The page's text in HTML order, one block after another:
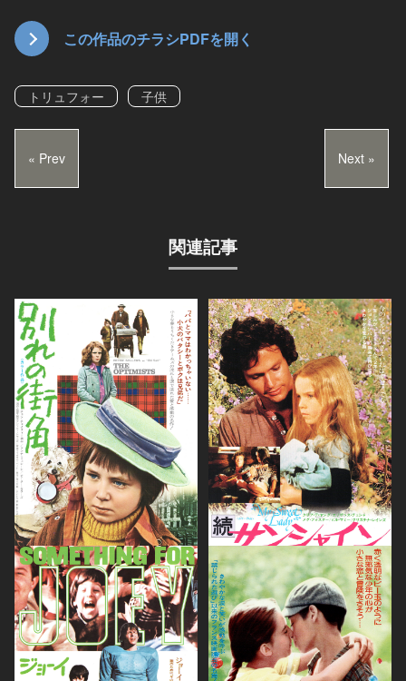
この作品のチラシPDFを開く
トリュフォー 子供
« Prev Next »
関連記事